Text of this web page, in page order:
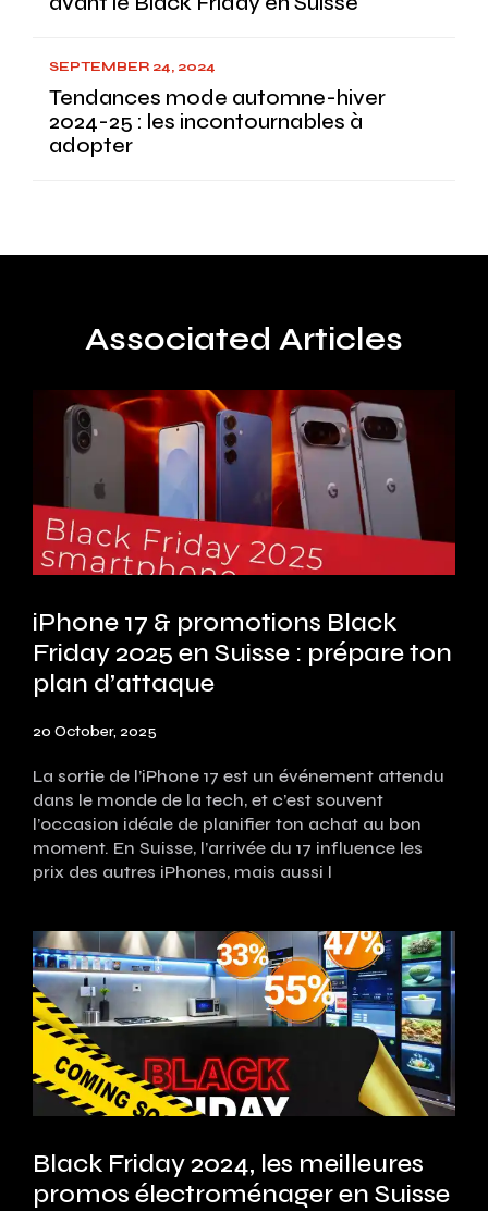
SEPTEMBER 24, 2024
Tendances mode automne-hiver
2024-25 : les incontournables à
adopter
Associated Articles
iPhone 17 & promotions Black
Friday 2025 en Suisse : prépare ton
plan d’attaque
20 October, 2025
La sortie de l’iPhone 17 est un événement attendu
dans le monde de la tech, et c’est souvent
l’occasion idéale de planifier ton achat au bon
moment. En Suisse, l’arrivée du 17 influence les
prix des autres iPhones, mais aussi l
Black Friday 2024, les meilleures
promos électroménager en Suisse